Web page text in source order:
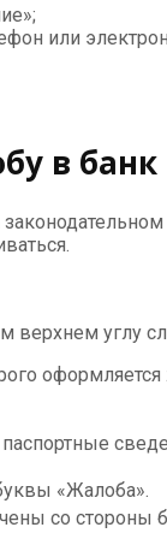
или
в банк
углу
оформляется
«Жалоба».
со стороны